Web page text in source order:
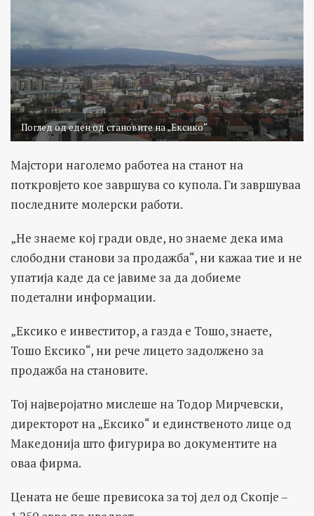
Поглед од еден од становите на „Ексико“
Мајстори наголемо работеа на станот на
поткровјето кое завршува со купола. Ги завршуваа
последните молерски работи.
„Не знаеме кој гради овде, но знаеме дека има
слободни станови за продажба“, ни кажаа тие и не
упатија каде да се јавиме за да добиеме
подетални информации.
„Ексико е инвеститор, а газда е Тошо, знаете,
Тошо Ексико“, ни рече лицето задолжено за
продажба на становите.
Тој најверојатно мислеше на Тодор Мирчевски,
директорот на „Ексико“ и единственото лице од
Македонија што фигурира во документите на
оваа фирма.
Цената не беше превисока за тој дел од Скопје –